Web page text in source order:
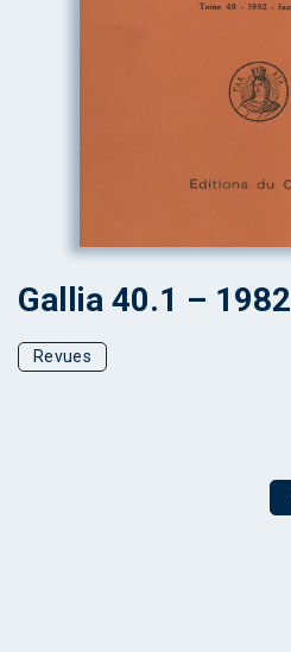
Gallia 40.1 – 1982
Revues